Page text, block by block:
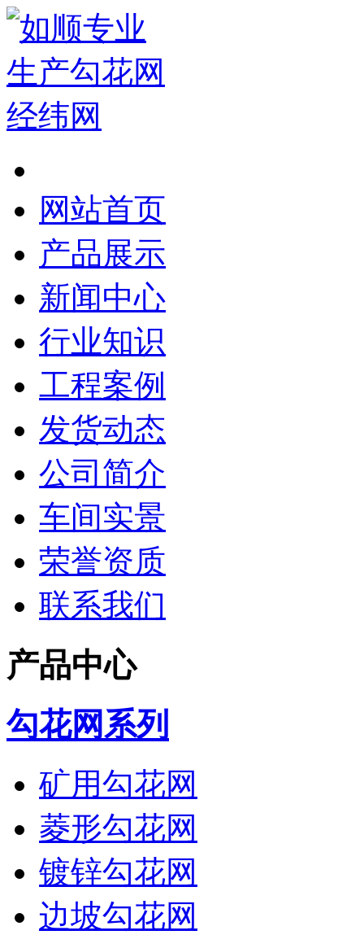
网站首页
产品展示
新闻中心
行业知识
工程案例
发货动态
公司简介
车间实景
荣誉资质
联系我们
产品中心
勾花网系列
矿用勾花网
菱形勾花网
镀锌勾花网
边坡勾花网